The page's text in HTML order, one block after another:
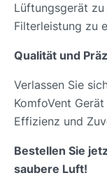
Lüftungsgerät
Filterleistung zu
Qualität und
Verlassen Sie
KomfoVent
Effizienz und
Bestellen Sie
saubere Luft!